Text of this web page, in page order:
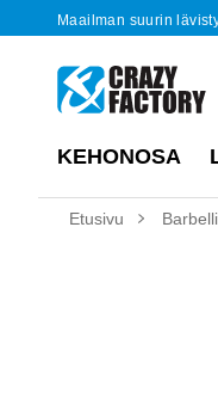
Maailman suurin
KEHONOSA
Etusivu